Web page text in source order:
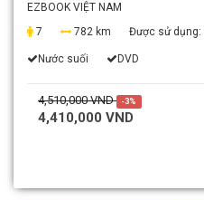
EZBOOK VIỆT NAM
7
782 km Được sử dụng:
Nước suối DVD
4,510,000 VND -3%
4,410,000 VND